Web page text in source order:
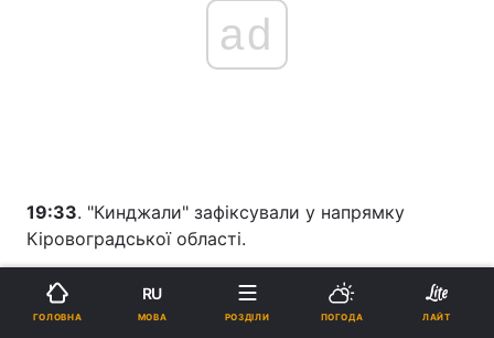
ad
19:33. "Кинджали" зафіксували у напрямку
Кіровоградської області.
19:31
. "Кинджали" зафіксовано у напрямку
Хмельницької області.
ГОЛОВНА
RU
МОВА РОЗДІЛИ ПОГОДА ЛАЙТ